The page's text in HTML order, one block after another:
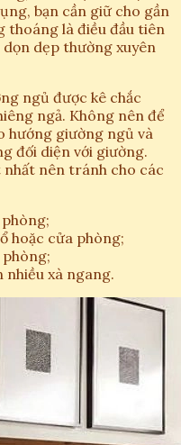
bạn cần giữ cho gần
thoáng là điều đầu tiên
dọn dẹp thường xuyên
ngủ được kê chắc
ngả. Không nên để
hướng giường ngủ và
đối diện với giường.
nên tránh cho các
hoặc cửa phòng;
xà ngang.